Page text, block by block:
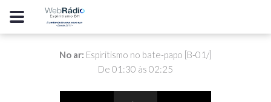
No ar: Espiritismo no bate-papo [B-01/]
De 01:30 às 02:25